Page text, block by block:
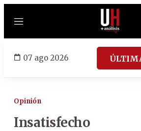
Menú
07 ago 2026
Opinión
Insatisfecho